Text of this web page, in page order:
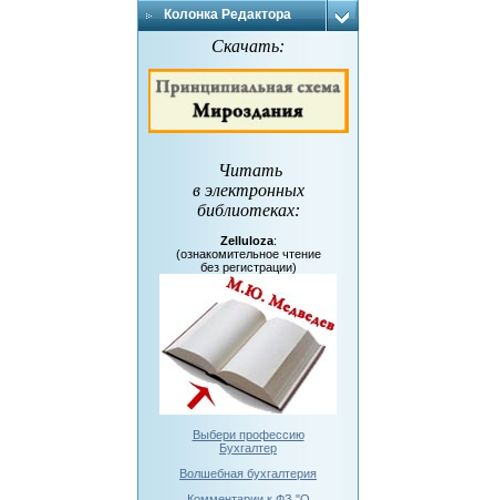
Колонка Редактора
Скачать:
Читать
в электронных
библиотеках:
Zelluloza:
(ознакомительное чтение
без регистрации)
Выбери профессию
Бухгалтер
Волшебная бухгалтерия